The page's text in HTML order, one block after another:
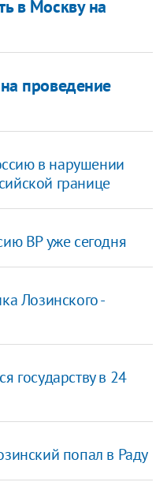
в Москву на
проведение
в нарушении
границе
ВР уже сегодня
Лозинского -
государству в 24
попал в Раду